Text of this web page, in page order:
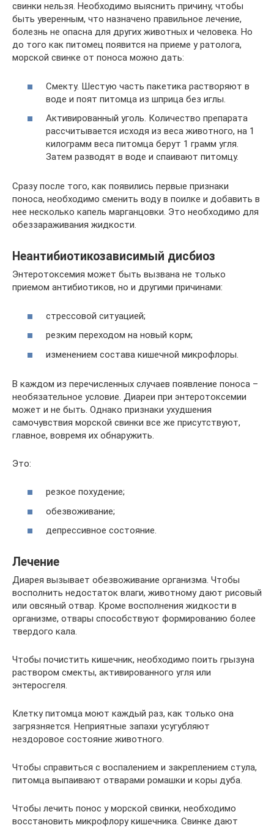
свинки нельзя. Необходимо выяснить причину, чтобы
быть уверенным, что назначено правильное лечение,
болезнь не опасна для других животных и человека. Но
до того как питомец появится на приеме у ратолога,
морской свинке от поноса можно дать:
Смекту. Шестую часть пакетика растворяют в
воде и поят питомца из шприца без иглы.
Активированный уголь. Количество препарата
рассчитывается исходя из веса животного, на 1
килограмм веса питомца берут 1 грамм угля.
Затем разводят в воде и спаивают питомцу.
Сразу после того, как появились первые признаки
поноса, необходимо сменить воду в поилке и добавить в
нее несколько капель марганцовки. Это необходимо для
обеззараживания жидкости.
Неантибиотикозависимый дисбиоз
Энтеротоксемия может быть вызвана не только
приемом антибиотиков, но и другими причинами:
стрессовой ситуацией;
резким переходом на новый корм;
изменением состава кишечной микрофлоры.
В каждом из перечисленных случаев появление поноса –
необязательное условие. Диареи при энтеротоксемии
может и не быть. Однако признаки ухудшения
самочувствия морской свинки все же присутствуют,
главное, вовремя их обнаружить.
Это:
резкое похудение;
обезвоживание;
депрессивное состояние.
Лечение
Диарея вызывает обезвоживание организма. Чтобы
восполнить недостаток влаги, животному дают рисовый
или овсяный отвар. Кроме восполнения жидкости в
организме, отвары способствуют формированию более
твердого кала.
Чтобы почистить кишечник, необходимо поить грызуна
раствором смекты, активированного угля или
энтеросгеля.
Клетку питомца моют каждый раз, как только она
загрязняется. Неприятные запахи усугубляют
нездоровое состояние животного.
Чтобы справиться с воспалением и закреплением стула,
питомца выпаивают отварами ромашки и коры дуба.
Чтобы лечить понос у морской свинки, необходимо
восстановить микрофлору кишечника. Свинке дают